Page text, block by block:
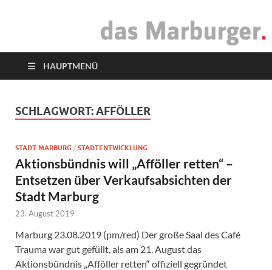
das Marburger.
HAUPTMENÜ
SCHLAGWORT:AFFÖLLER
STADT MARBURG / STADTENTWICKLUNG
Aktionsbündnis will „Afföller retten“ –
Entsetzen über Verkaufsabsichten der
Stadt Marburg
23. August 2019
Marburg 23.08.2019 (pm/red) Der große Saal des Café
Trauma war gut gefüllt, als am 21. August das
Aktionsbündnis „Afföller retten“ offiziell gegründet